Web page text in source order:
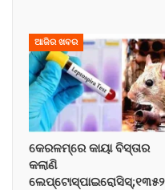
ଆଜିର ଖବର
କେରଳମ୍‌ରେ କାୟା ବିସ୍ତାର
କଲାଣି
ଲେପ୍ଟୋସ୍ପାଇରୋସିସ୍;୧୩୫୨